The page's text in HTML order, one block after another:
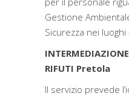
Gestione
Sicurezza nei
RIFUTI Pretola
Il servizio prevede